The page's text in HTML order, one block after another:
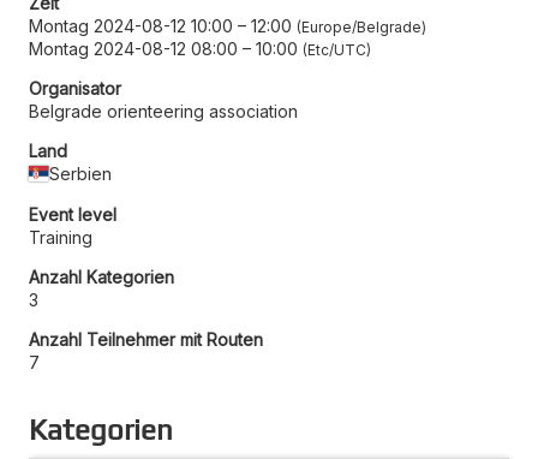
Montag 2024-08-12 10:00 – 12:00 Europe/Belgrade
Montag 2024-08-12 08:00 – 10:00 Etc/UTC
Organisator
Belgrade orienteering association
Land
Serbien
Event level
Training
Anzahl Kategorien
3
Anzahl Teilnehmer mit Routen
7
Kategorien